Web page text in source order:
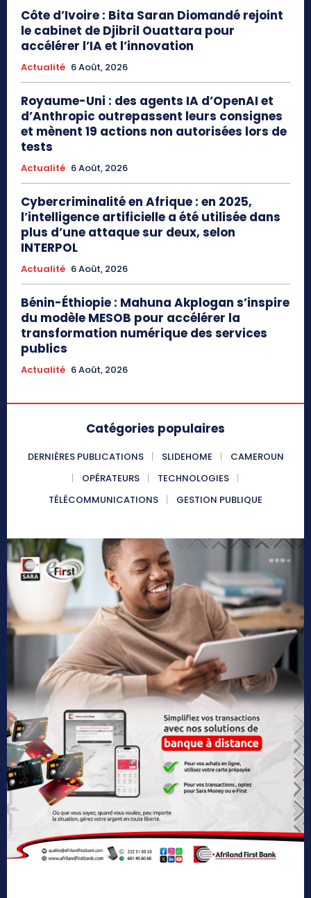
Côte d’Ivoire : Bita Saran Diomandé rejoint
le cabinet de Djibril Ouattara pour
accélérer l’IA et l’innovation
Actualité 6 Août, 2026
Royaume-Uni : des agents IA d’OpenAI et
d’Anthropic outrepassent leurs consignes
et mènent 19 actions non autorisées lors de
tests
Actualité 6 Août, 2026
Cybercriminalité en Afrique : en 2025,
l’intelligence artificielle a été utilisée dans
plus d’une attaque sur deux, selon
INTERPOL
Actualité 6 Août, 2026
Bénin-Éthiopie : Mahuna Akplogan s’inspire
du modèle MESOB pour accélérer la
transformation numérique des services
publics
Actualité 6 Août, 2026
Catégories populaires
DERNIÈRES PUBLICATIONS SLIDEHOME
CAMEROUN
OPÉRATEURS
TECHNOLOGIES
TÉLÉCOMMUNICATIONS
GESTION PUBLIQUE